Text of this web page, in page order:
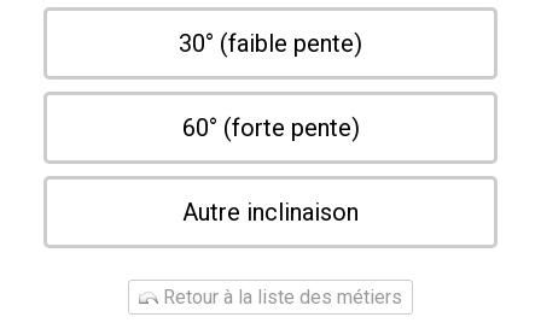
30° (faible pente)
60° (forte pente)
Autre inclinaison
Retour à la liste des métiers